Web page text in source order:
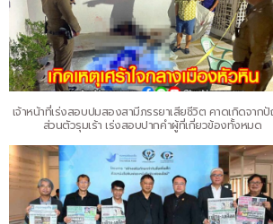
เจ้าหน้าที่เร่งสอบปมสองสามีภรรยาเสียชีวิต คาดเกิดจาก
ส่วนตัวรุมเร้า เร่งสอบปากคำผู้ที่เกี่ยวข้องทั้งหมด